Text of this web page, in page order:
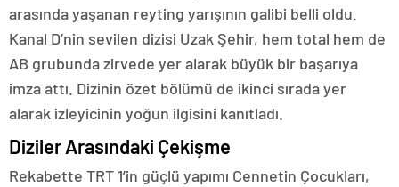
arasında yaşanan reyting yarışının galibi belli oldu.
Kanal D’nin sevilen dizisi Uzak Şehir, hem total hem de
AB grubunda zirvede yer alarak büyük bir başarıya
imza attı. Dizinin özet bölümü de ikinci sırada yer
alarak izleyicinin yoğun ilgisini kanıtladı.
Diziler Arasındaki Çekişme
Rekabette TRT 1’in güçlü yapımı Cennetin Çocukları,